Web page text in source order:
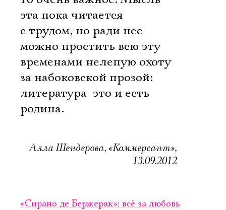
эта пока читается
с трудом, но ради нее
можно простить всю эту
временами нелепую охоту
за набоковской прозой:
литература  это и есть
родина.
Алла Шендерова, «Коммерсант»,
13.09.2012
«Сирано де Бержерак»: всё за любовь
Электропочта